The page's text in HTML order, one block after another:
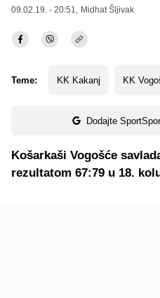
09.02.19. - 20:51, Midhat Šljivak
Teme: KK Kakanj KK
Dodajte
Košarkaši Vogošće
rezultatom 67:79 u 18.